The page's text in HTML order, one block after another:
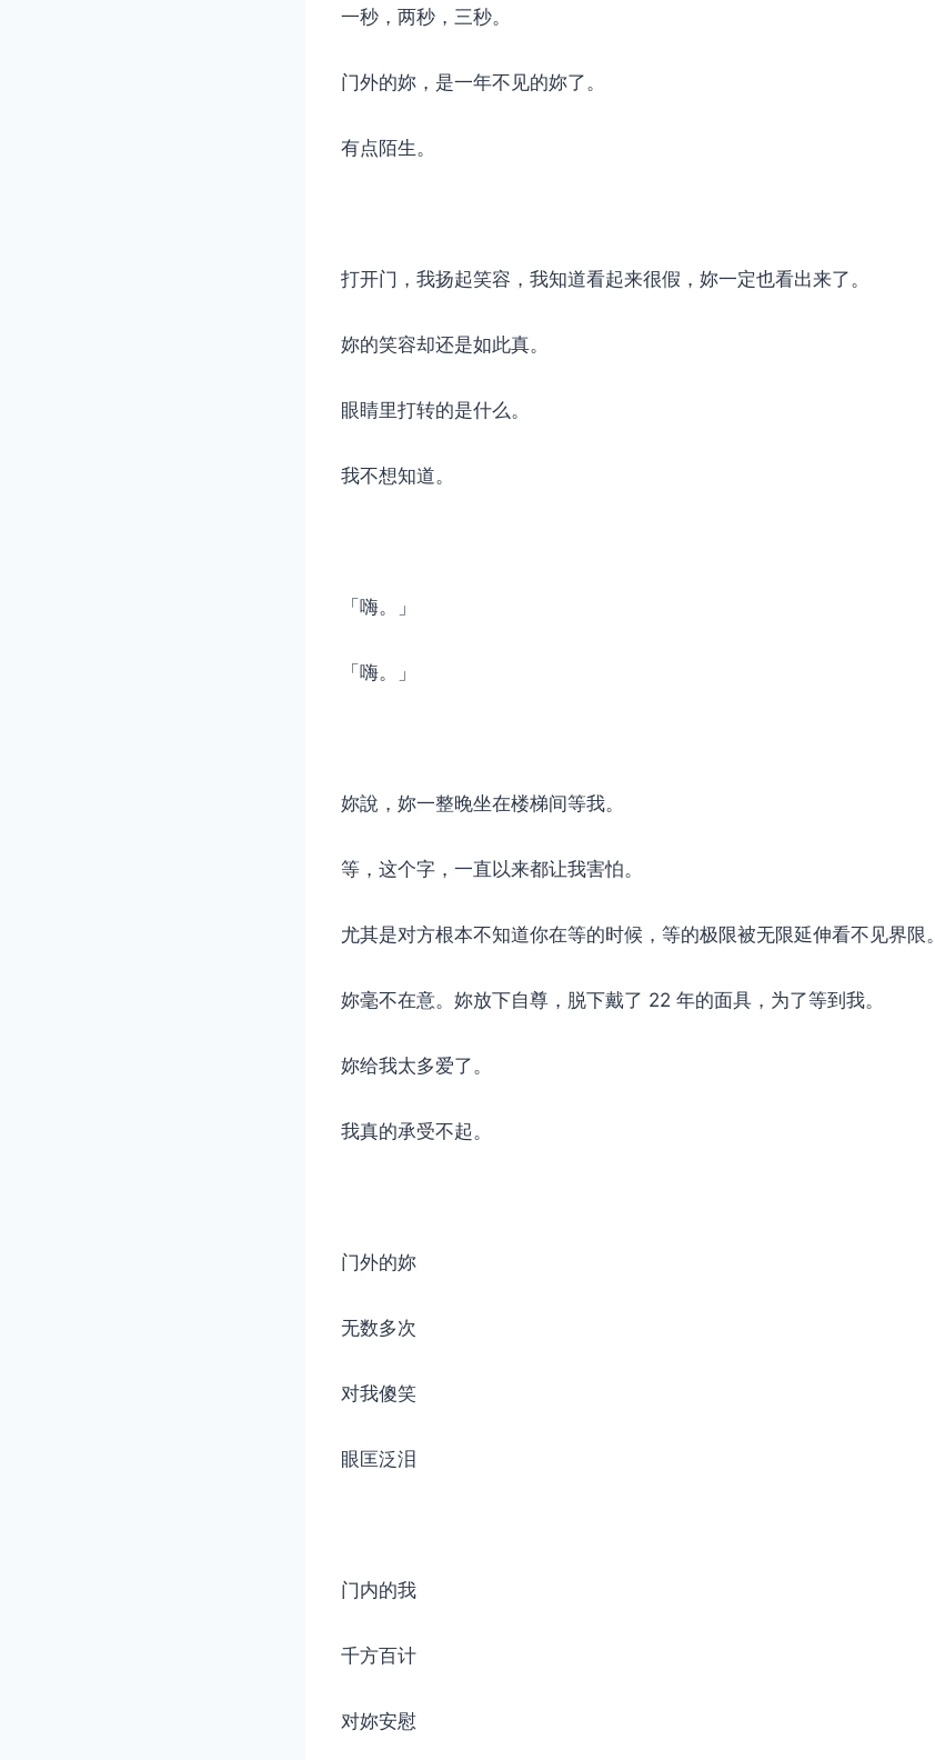
一秒，两秒，三秒。
门外的妳，是一年不见的妳了。
有点陌生。
打开门，我扬起笑容，我知道看起来很假，妳一定也看出来了。
妳的笑容却还是如此真。
眼睛里打转的是什么。
我不想知道。
「嗨。」
「嗨。」
妳說，妳一整晚坐在楼梯间等我。
等，这个字，一直以来都让我害怕。
尤其是对方根本不知道你在等的时候，等的极限被无限延伸看不见界限。
妳毫不在意。妳放下自尊，脱下戴了 22 年的面具，为了等到我。
妳给我太多爱了。
我真的承受不起。
门外的妳
无数多次
对我傻笑
眼匡泛泪
门内的我
千方百计
对妳安慰